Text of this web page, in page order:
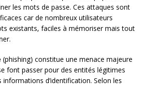
les mots de passe. Ces attaques sont
car de nombreux utilisateurs
existants, faciles à mémoriser mais tout
(phishing) constitue une menace majeure
font passer pour des entités légitimes
d’identification. Selon les